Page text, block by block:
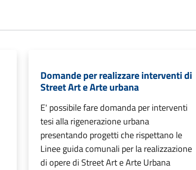
Domande per realizzare interventi di
Street Art e Arte urbana
E' possibile fare domanda per interventi
tesi alla rigenerazione urbana
presentando progetti che rispettano le
Linee guida comunali per la realizzazione
di opere di Street Art e Arte Urbana